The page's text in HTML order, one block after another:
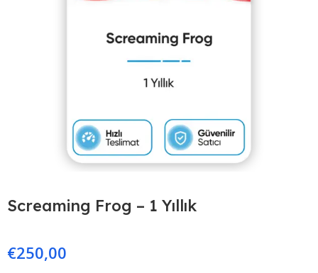
Screaming Frog – 1 Yıllık
€250,00